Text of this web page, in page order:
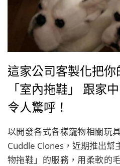
這家公司客製化把
「室內拖鞋」 跟家
令人驚呼！
以開發各式各樣寵物相關玩
Cuddle Clones，近期推出幫
物拖鞋」的服務，用柔軟的